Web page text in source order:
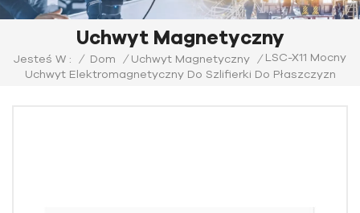
Uchwyt Magnetyczny
Jesteś W : / Dom / Uchwyt Magnetyczny / LSC-X11 Mocny
Uchwyt Elektromagnetyczny Do Szlifierki Do Płaszczyzn